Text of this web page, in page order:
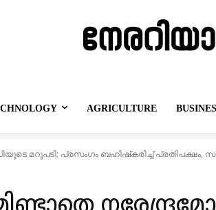
AGRICULTURE
മറുപടി; പ്രസംഗം ബഹിഷ്‌കരിച്ച് പ്രതിപക്ഷം,